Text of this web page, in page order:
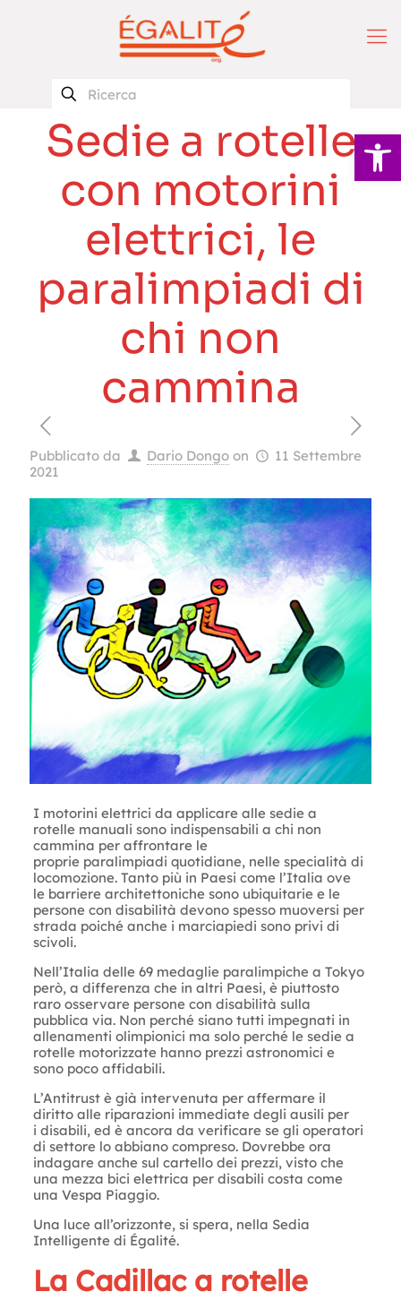
Apri la
Sedie a rotelle
con motorini
elettrici, le
paralimpiadi di
chi non
cammina
Pubblicato da Dario Dongo on
11 Settembre
2021
I motorini elettrici da applicare alle sedie a
rotelle manuali sono indispensabili a chi non
cammina per affrontare le
proprie paralimpiadi quotidiane, nelle specialità di
locomozione. Tanto più in Paesi come l’Italia ove
le barriere architettoniche sono ubiquitarie e le
persone con disabilità devono spesso muoversi per
strada poiché anche i marciapiedi sono privi di
scivoli.
Nell’Italia delle 69 medaglie paralimpiche a Tokyo
però, a differenza che in altri Paesi, è piuttosto
raro osservare persone con disabilità sulla
pubblica via. Non perché siano tutti impegnati in
allenamenti olimpionici ma solo perché le sedie a
rotelle motorizzate hanno prezzi astronomici e
sono poco affidabili.
L’Antitrust è già intervenuta per affermare il
diritto alle riparazioni immediate degli ausili per
i disabili, ed è ancora da verificare se gli operatori
di settore lo abbiano compreso. Dovrebbe ora
indagare anche sul cartello dei prezzi, visto che
una mezza bici elettrica per disabili costa come
una Vespa Piaggio.
Una luce all’orizzonte, si spera, nella Sedia
Intelligente di Égalité.
La Cadillac a rotelle